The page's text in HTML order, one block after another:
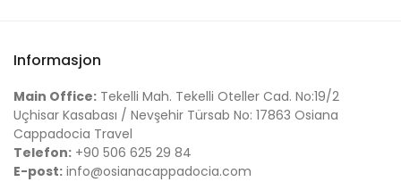
Informasjon
Main Office: Tekelli Mah. Tekelli Oteller Cad. No:19/2
Uçhisar Kasabası / Nevşehir Türsab No: 17863 Osiana
Cappadocia Travel
Telefon: +90 506 625 29 84
E-post: info@osianacappadocia.com